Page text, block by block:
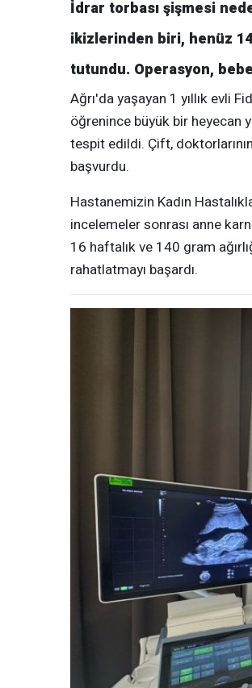
İdrar torbası şişmesi
ikizlerinden biri, henüz
tutundu. Operasyon,
Ağrı'da yaşayan 1 yıllık evli
öğrenince büyük bir heyecan
tespit edildi. Çift,
başvurdu.
Hastanemizin Kadın
incelemeler sonrası anne
16 haftalık ve 140 gram
rahatlatmayı başardı.